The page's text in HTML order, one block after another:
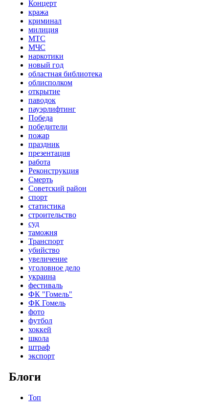
Концерт
кража
криминал
милиция
МТС
МЧС
наркотики
новый год
областная библиотека
облисполком
открытие
паводок
пауэрлифтинг
Победа
победители
пожар
праздник
презентация
работа
Реконструкция
Смерть
Советский район
спорт
статистика
строительство
суд
таможня
Транспорт
убийство
увеличение
уголовное дело
украина
фестиваль
ФК "Гомель"
ФК Гомель
фото
футбол
хоккей
школа
штраф
экспорт
Блоги
Топ